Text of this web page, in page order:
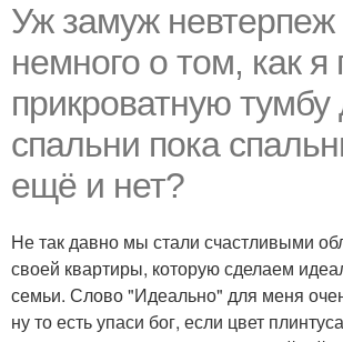
Уж замуж невтерпеж
немного о том, как я
прикроватную тумбу
спальни пока
ещё и нет?
Не так давно мы стали счастливыми
своей квартиры, которую сделаем
семьи. Слово "Идеально" для меня
ну то есть упаси бог, если цвет